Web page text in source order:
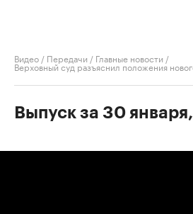
Видео / Передачи / Главные новости /
Верховный суд разъяснил положения
Выпуск за 30